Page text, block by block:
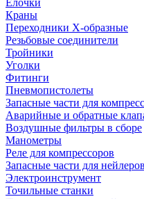
Елочки
Краны
Переходники Х-образные
Резьбовые соединители
Тройники
Уголки
Фитинги
Пневмопистолеты
Запасные части для
Аварийные и обратные
Воздушные фильтры в сборе
Манометры
Реле для компрессоров
Запасные части для
Электроинструмент
Точильные станки